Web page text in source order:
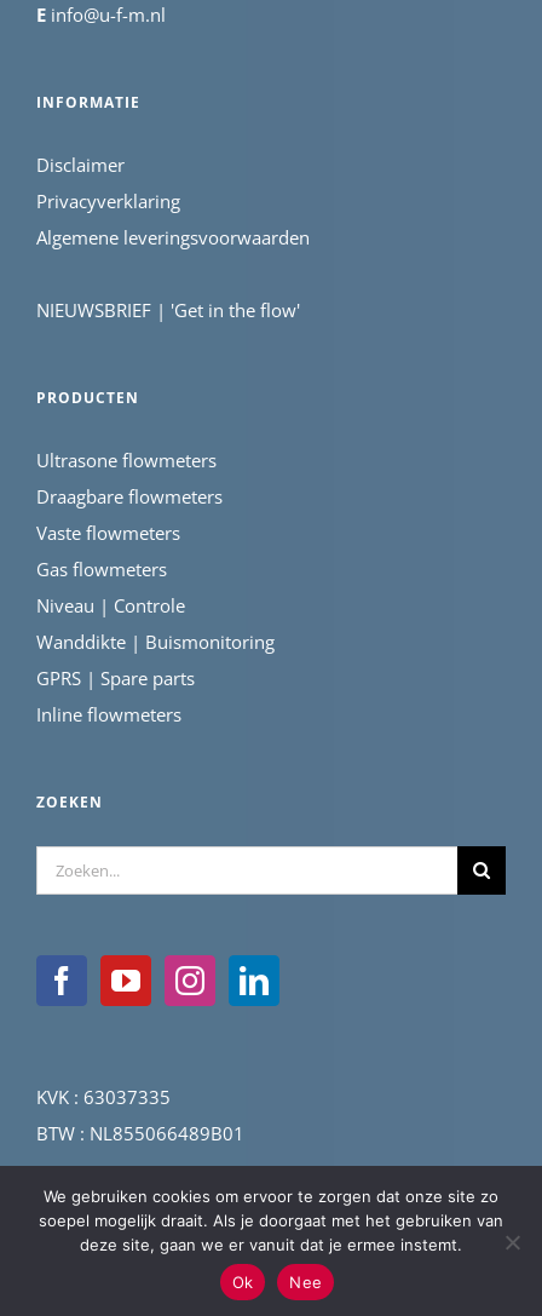
E info@u-f-m.nl
INFORMATIE
Disclaimer
Privacyverklaring
Algemene leveringsvoorwaarden
NIEUWSBRIEF | 'Get in the flow'
PRODUCTEN
Ultrasone flowmeters
Draagbare flowmeters
Vaste flowmeters
Gas flowmeters
Niveau | Controle
Wanddikte | Buismonitoring
GPRS | Spare parts
Inline flowmeters
ZOEKEN
Zoeken
naar:
KVK : 63037335
BTW : NL855066489B01
©2026 U-F-M bv | Ultrasonic Flow Management
We gebruiken cookies om ervoor te zorgen dat onze site zo
soepel mogelijk draait. Als je doorgaat met het gebruiken van
deze site, gaan we er vanuit dat je ermee instemt.
Ok
Nee